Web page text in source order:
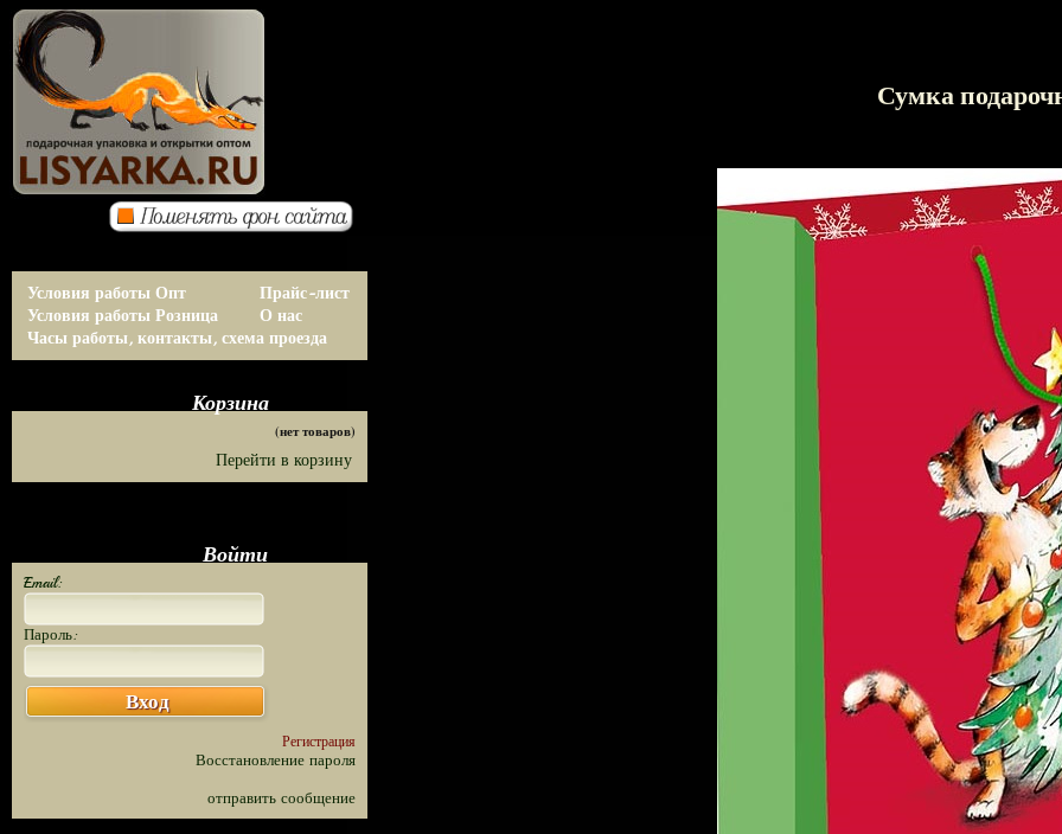
Условия работы Опт
Условия работы Розница
Прайс-лист
О нас
Часы работы, контакты, схема проезда
Корзина
(нет товаров)
Перейти в корзину
Войти
Email:
Пароль:
Вход
Регистрация
Восстановление пароля
отправить сообщение
Сумка